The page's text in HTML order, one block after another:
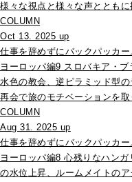
様々な視点と様々な声ととも
COLUMN
Oct 13. 2025 up
仕事を辞めずにバックパッカ
ヨーロッパ編9 スロバキア・
水色の教会、逆ピラミッド型
再会で旅のモチベーションを取
COLUMN
Aug 31. 2025 up
仕事を辞めずにバックパッカ
ヨーロッパ編8 心残りなハン
の水位上昇、ルームメイトの